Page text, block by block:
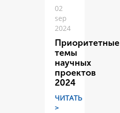
02
sep
2024
Приоритетные
темы
научных
проектов
2024
ЧИТАТЬ
>